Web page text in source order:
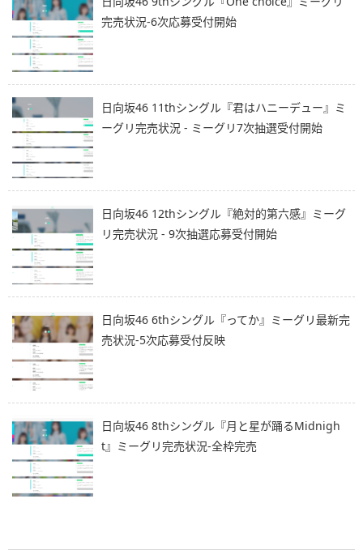
完売状況-6次応募受付開始
日向坂46 11thシングル『君はハニーデュー』ミ
ーグリ完売状況 - ミーグリ7次抽選受付開始
日向坂46 12thシングル『絶対的第六感』ミーグ
リ完売状況 - 9次抽選応募受付開始
日向坂46 6thシングル『ってか』ミーグリ最新完
売状況-5次応募受付反映
日向坂46 8thシングル『月と星が踊るMidnigh
t』ミーグリ完売状況-全枠完売